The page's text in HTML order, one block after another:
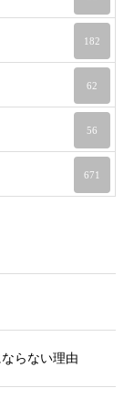
182
62
56
671
らない理由